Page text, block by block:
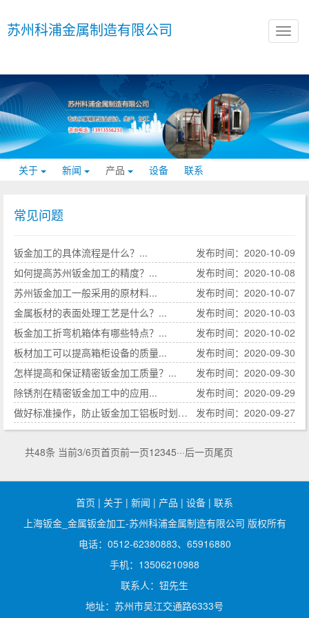
苏州科浦金属制造有限公司
关于 新闻 产品 设备 联系
常见问题
发布时间：2020-10-09
钣金加工的具体流程是什么？...
发布时间：2020-10-08
如何提高苏州钣金加工的精度？...
发布时间：2020-10-07
苏州钣金加工一般采用的原材料...
发布时间：2020-10-03
金属板材的表面处理工艺是什么？...
发布时间：2020-10-02
板金加工折弯机箱体有哪些特点？...
发布时间：2020-09-30
板材加工可以提高箱柜设备的质量...
发布时间：2020-09-30
怎样提高和保证精密钣金加工质量？...
发布时间：2020-09-29
除锈剂在精密钣金加工中的应用...
发布时间：2020-09-27
做好标准操作，防止钣金加工铝板时划伤表面...
共48条 当前3/6页首页前一页12345···后一页尾页
首页 | 关于 | 新闻 | 产品 | 设备 | 联系
上海钣金_金属钣金加工-苏州科浦金属制造有限公司 版权所有
电话：0512-62380883、65916880
手机：13506210988
联系人：钮先生
地址：苏州市吴江交通路6333号